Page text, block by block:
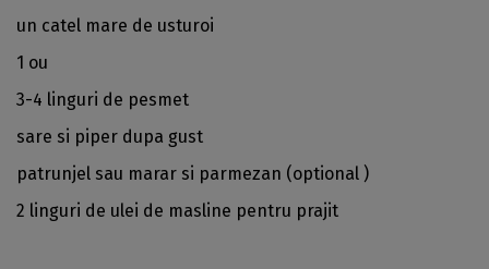
un catel mare de usturoi
1 ou
3-4 linguri de pesmet
sare si piper dupa gust
patrunjel sau marar si parmezan (optional )
2 linguri de ulei de masline pentru prajit